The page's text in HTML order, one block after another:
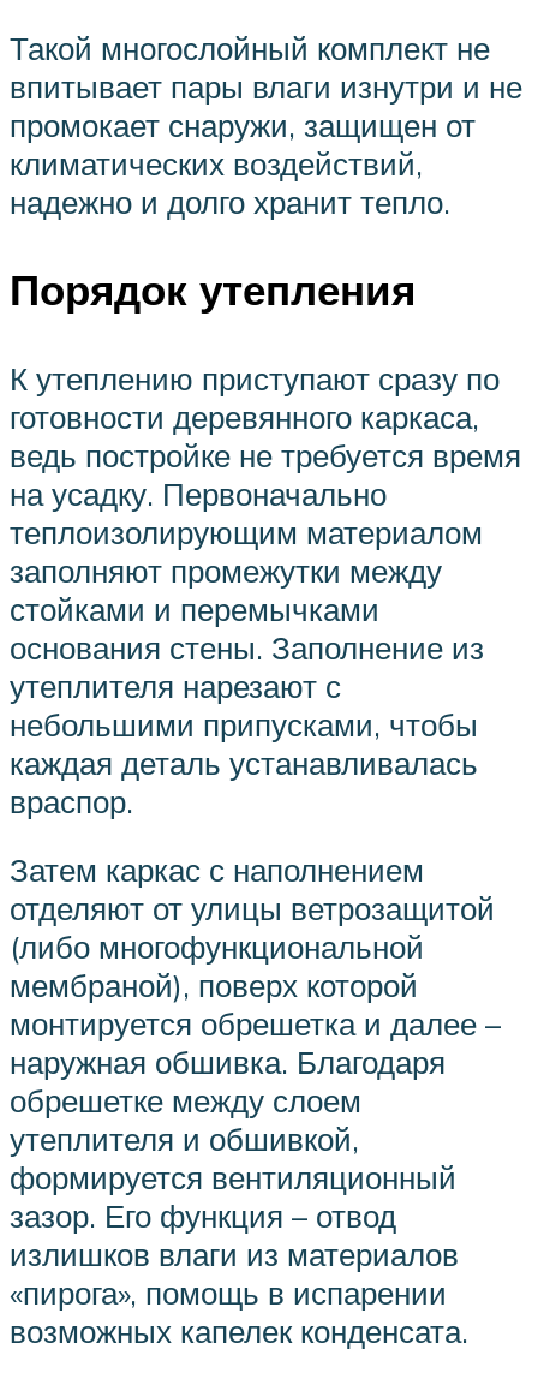
Такой многослойный комплект не
впитывает пары влаги изнутри и не
промокает снаружи, защищен от
климатических воздействий,
надежно и долго хранит тепло.
Порядок утепления
К утеплению приступают сразу по
готовности деревянного каркаса,
ведь постройке не требуется время
на усадку. Первоначально
теплоизолирующим материалом
заполняют промежутки между
стойками и перемычками
основания стены. Заполнение из
утеплителя нарезают с
небольшими припусками, чтобы
каждая деталь устанавливалась
враспор.
Затем каркас с наполнением
отделяют от улицы ветрозащитой
(либо многофункциональной
мембраной), поверх которой
монтируется обрешетка и далее –
наружная обшивка. Благодаря
обрешетке между слоем
утеплителя и обшивкой,
формируется вентиляционный
зазор. Его функция – отвод
излишков влаги из материалов
«пирога», помощь в испарении
возможных капелек конденсата.